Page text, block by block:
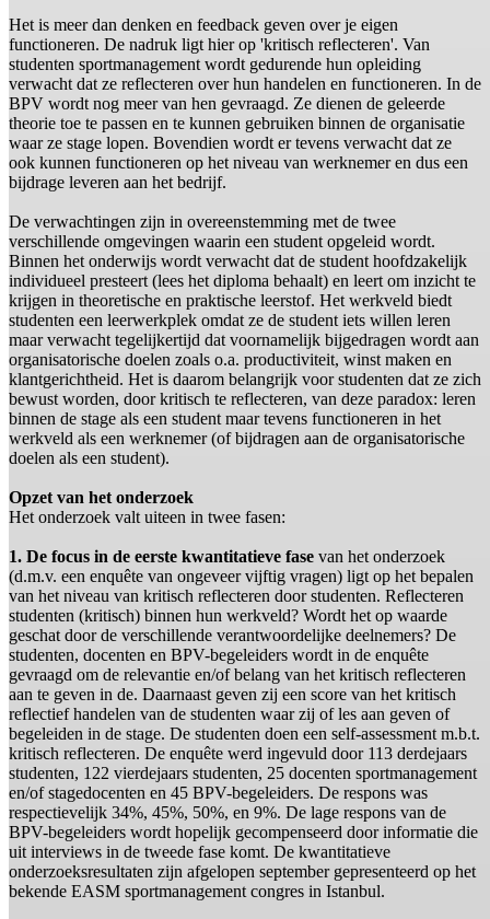
Het is meer dan denken en feedback geven over je eigen
functioneren. De nadruk ligt hier op 'kritisch reflecteren'. Van
studenten sportmanagement wordt gedurende hun opleiding
verwacht dat ze reflecteren over hun handelen en functioneren. In de
BPV wordt nog meer van hen gevraagd. Ze dienen de geleerde
theorie toe te passen en te kunnen gebruiken binnen de organisatie
waar ze stage lopen. Bovendien wordt er tevens verwacht dat ze
ook kunnen functioneren op het niveau van werknemer en dus een
bijdrage leveren aan het bedrijf.
De verwachtingen zijn in overeenstemming met de twee
verschillende omgevingen waarin een student opgeleid wordt.
Binnen het onderwijs wordt verwacht dat de student hoofdzakelijk
individueel presteert (lees het diploma behaalt) en leert om inzicht te
krijgen in theoretische en praktische leerstof. Het werkveld biedt
studenten een leerwerkplek omdat ze de student iets willen leren
maar verwacht tegelijkertijd dat voornamelijk bijgedragen wordt aan
organisatorische doelen zoals o.a. productiviteit, winst maken en
klantgerichtheid. Het is daarom belangrijk voor studenten dat ze zich
bewust worden, door kritisch te reflecteren, van deze paradox: leren
binnen de stage als een student maar tevens functioneren in het
werkveld als een werknemer (of bijdragen aan de organisatorische
doelen als een student).
Opzet van het onderzoek
Het onderzoek valt uiteen in twee fasen:
1. De focus in de eerste kwantitatieve fase van het onderzoek
(d.m.v. een enquête van ongeveer vijftig vragen) ligt op het bepalen
van het niveau van kritisch reflecteren door studenten. Reflecteren
studenten (kritisch) binnen hun werkveld? Wordt het op waarde
geschat door de verschillende verantwoordelijke deelnemers? De
studenten, docenten en BPV-begeleiders wordt in de enquête
gevraagd om de relevantie en/of belang van het kritisch reflecteren
aan te geven in de. Daarnaast geven zij een score van het kritisch
reflectief handelen van de studenten waar zij of les aan geven of
begeleiden in de stage. De studenten doen een self-assessment m.b.t.
kritisch reflecteren. De enquête werd ingevuld door 113 derdejaars
studenten, 122 vierdejaars studenten, 25 docenten sportmanagement
en/of stagedocenten en 45 BPV-begeleiders. De respons was
respectievelijk 34%, 45%, 50%, en 9%. De lage respons van de
BPV-begeleiders wordt hopelijk gecompenseerd door informatie die
uit interviews in de tweede fase komt. De kwantitatieve
onderzoeksresultaten zijn afgelopen september gepresenteerd op het
bekende EASM sportmanagement congres in Istanbul.